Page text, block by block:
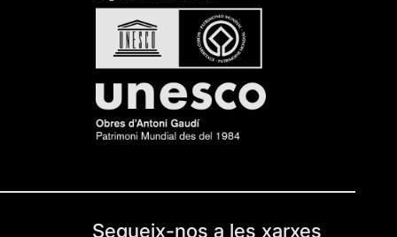
Segueix-nos a les xarxes